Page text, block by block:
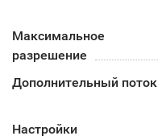
Максимальное
разрешение
Дополнительный поток
Настройки